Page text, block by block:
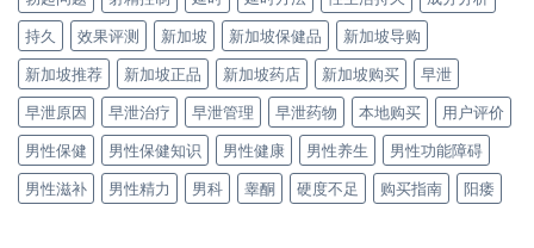
持久
效果评测 新加坡 新加坡保健品
新加坡导购
新加坡推荐
新加坡正品 新加坡药店 新加坡购买
早泄
早泄原因
早泄治疗 早泄管理 早泄药物 本地购买
用户评价
男性保健
男性保健知识 男性健康 男性养生
男性功能障碍
男性滋补
男性精力 男科 睾酮 硬度不足 购买指南 阳痿